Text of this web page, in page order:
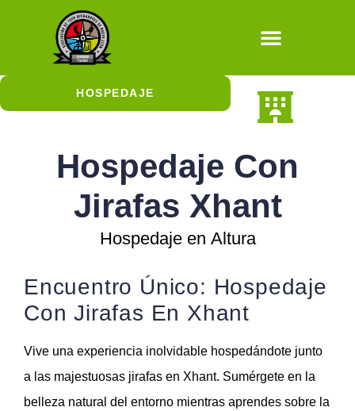
HOSPEDAJE
Hospedaje Con
Jirafas Xhant
Hospedaje en Altura
Encuentro Único: Hospedaje
Con Jirafas En Xhant
Vive una experiencia inolvidable hospedándote junto
a las majestuosas jirafas en Xhant. Sumérgete en la
belleza natural del entorno mientras aprendes sobre la